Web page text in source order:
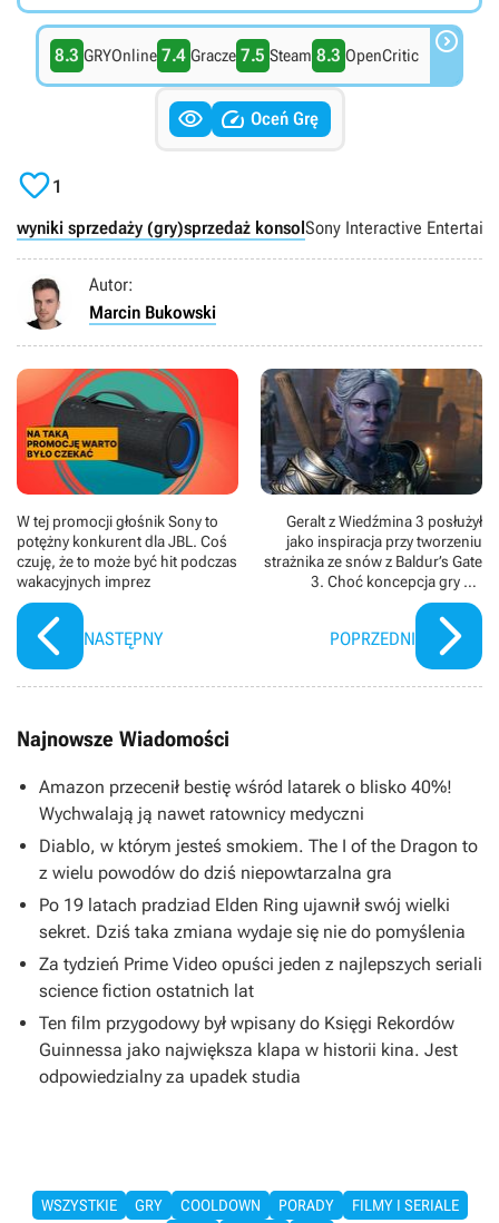
8.3 GRYOnline 7.4 Gracze 7.5 Steam 8.3 OpenCritic 
  Oceń Grę
1
wyniki sprzedaży (gry)sprzedaż konsol Sony Interactive
Autor:
Marcin Bukowski
W tej promocji głośnik Sony to
potężny konkurent dla JBL. Coś
czuję, że to może być hit podczas
wakacyjnych imprez
NASTĘPNY
Geralt z Wiedźmina 3 posłużył
jako inspiracja przy tworzeniu
strażnika ze snów z Baldur’s Gate
3. Choć koncepcja gry się
zmieniła, cień Białego Wilka wciąż
jest w niej obecny
POPRZEDNI
Najnowsze Wiadomości
Amazon przecenił bestię wśród latarek o blisko 40%!
Wychwalają ją nawet ratownicy medyczni
Diablo, w którym jesteś smokiem. The I of the Dragon to
z wielu powodów do dziś niepowtarzalna gra
Po 19 latach pradziad Elden Ring ujawnił swój wielki
sekret. Dziś taka zmiana wydaje się nie do pomyślenia
Za tydzień Prime Video opuści jeden z najlepszych seriali
science fiction ostatnich lat
Ten film przygodowy był wpisany do Księgi Rekordów
Guinnessa jako największa klapa w historii kina. Jest
odpowiedzialny za upadek studia
WSZYSTKIE GRY COOLDOWN PORADY
FILMY I SERIALE